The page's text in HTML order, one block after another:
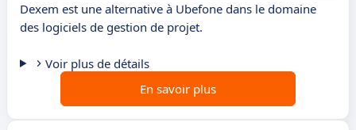
Dexem est une alternative à Ubefone dans le domaine
des logiciels de gestion de projet.
Voir plus de détails
En savoir plus